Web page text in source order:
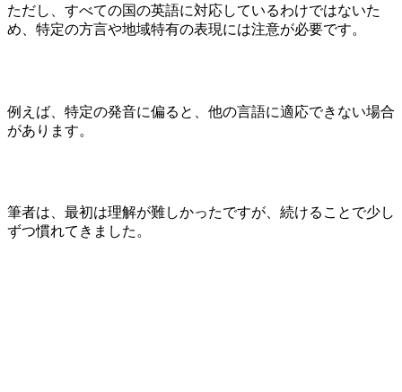
ただし、すべての国の英語に対応しているわけではないた
め、特定の方言や地域特有の表現には注意が必要です。
例えば、特定の発音に偏ると、他の言語に適応できない場合
があります。
筆者は、最初は理解が難しかったですが、続けることで少し
ずつ慣れてきました。